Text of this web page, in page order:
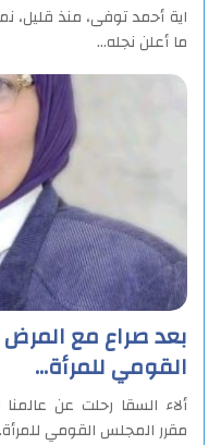
اية أحمد توفى، منذ قليل،
ما أعلن نجله…
بعد صراع مع
القومي للمرأة…
ألاء السقا رحلت عن عالمنا
مقرر المجلس القومي